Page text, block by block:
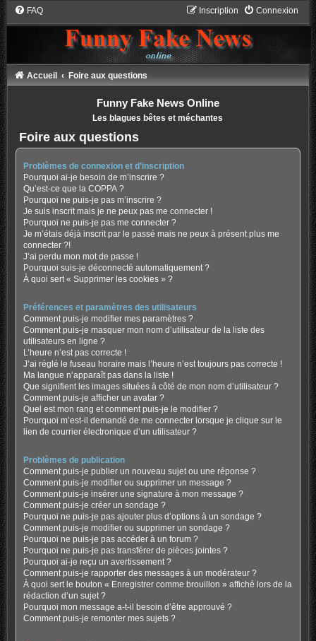
FAQ Connexion
Inscription
Accueil Foire aux questions
Funny Fake News Online
Les blagues bêtes et méchantes
Foire aux questions
Problèmes de connexion et d’inscription
Pourquoi ai-je besoin de m’inscrire ?
Qu’est-ce que la COPPA ?
Pourquoi ne puis-je pas m’inscrire ?
Je suis inscrit mais je ne peux pas me connecter !
Pourquoi ne puis-je pas me connecter ?
Je m’étais déjà inscrit par le passé mais ne peux à présent plus me
connecter ?!
J’ai perdu mon mot de passe !
Pourquoi suis-je déconnecté automatiquement ?
À quoi sert « Supprimer les cookies » ?
Préférences et paramètres des utilisateurs
Comment puis-je modifier mes paramètres ?
Comment puis-je masquer mon nom d’utilisateur de la liste des
utilisateurs en ligne ?
L’heure n’est pas correcte !
J’ai réglé le fuseau horaire mais l’heure n’est toujours pas correcte !
Ma langue n’apparaît pas dans la liste !
Que signifient les images situées à côté de mon nom d’utilisateur ?
Comment puis-je afficher un avatar ?
Quel est mon rang et comment puis-je le modifier ?
Pourquoi m’est-il demandé de me connecter lorsque je clique sur le
lien de courrier électronique d’un utilisateur ?
Problèmes de publication
Comment puis-je publier un nouveau sujet ou une réponse ?
Comment puis-je modifier ou supprimer un message ?
Comment puis-je insérer une signature à mon message ?
Comment puis-je créer un sondage ?
Pourquoi ne puis-je pas ajouter plus d’options à un sondage ?
Comment puis-je modifier ou supprimer un sondage ?
Pourquoi ne puis-je pas accéder à un forum ?
Pourquoi ne puis-je pas transférer de pièces jointes ?
Pourquoi ai-je reçu un avertissement ?
Comment puis-je rapporter des messages à un modérateur ?
À quoi sert le bouton « Enregistrer comme brouillon » affiché lors de la
rédaction d’un sujet ?
Pourquoi mon message a-t-il besoin d’être approuvé ?
Comment puis-je remonter mes sujets ?